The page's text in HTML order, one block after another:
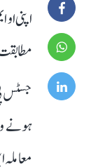
اپنی
جسٹس